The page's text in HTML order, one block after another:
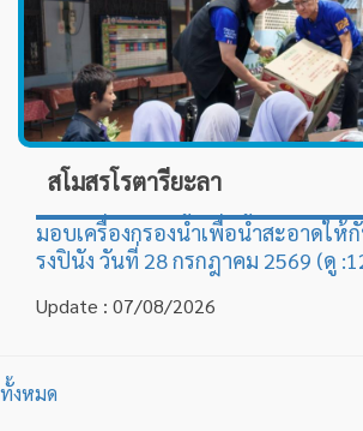
สโมสรโรตารียะลา
มอบเครื่องกรองน้ำเพื่อน้ำสะอาดให้กั
รงปินัง วันที่ 28 กรกฎาคม 2569 (ดู
Update : 07/08/2026